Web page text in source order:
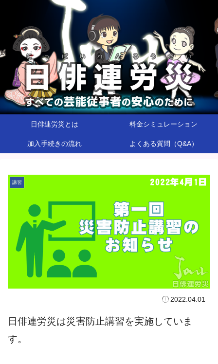
日俳連労災とは 料金シミュレーション
加入手続きの流れ よくある質問（Q&A）
講習
2022.04.01
日俳連労災は災害防止講習を実施していま
す。